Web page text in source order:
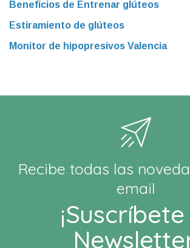
Beneficios de Entrenar glúteos
Estiramiento de glúteos
Monitor de hipopresivos Valencia
Recibe todas las
email